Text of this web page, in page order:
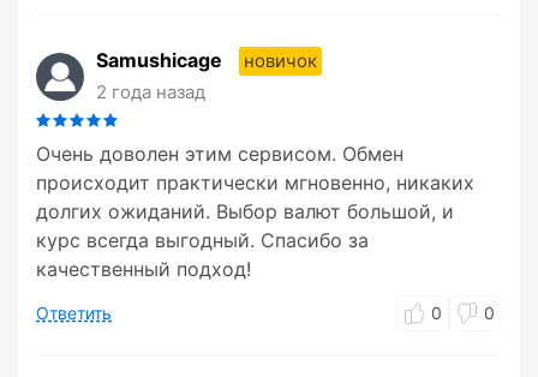
Samushicage
новичок
2 года назад
Очень доволен этим сервисом. Обмен
происходит практически мгновенно, никаких
долгих ожиданий. Выбор валют большой, и
курс всегда выгодный. Спасибо за
качественный подход!
Ответить 0 0